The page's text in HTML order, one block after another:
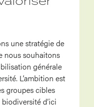
une stratégie de
nous souhaitons
générale
L’ambition est
groupes cibles
d’ici